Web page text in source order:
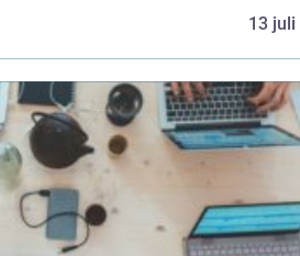
13 juli